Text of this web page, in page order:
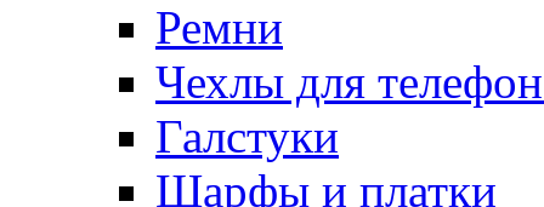
Ремни
Чехлы для
Галстуки
Шарфы и платки